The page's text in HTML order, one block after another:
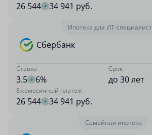
26 544 34 941 руб.
Ипотека для ИТ-
Сбербанк
Ставка
3.5 6%
Срок
до 30 лет
Ежемесячный платеж
26 544 34 941 руб.
Семейная ипотека